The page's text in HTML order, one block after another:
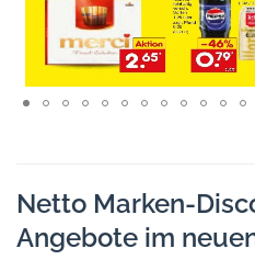
Netto Marken-
Angebote im